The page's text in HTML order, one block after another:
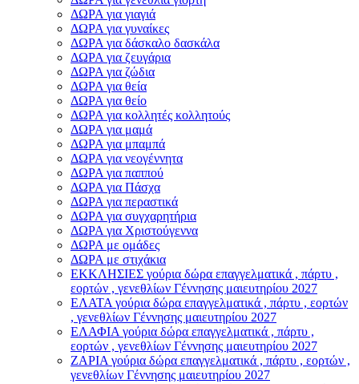
ΔΩΡΑ για γιαγιά
ΔΩΡΑ για γυναίκες
ΔΩΡΑ για δάσκαλο δασκάλα
ΔΩΡΑ για ζευγάρια
ΔΩΡΑ για ζώδια
ΔΩΡΑ για θεία
ΔΩΡΑ για θείο
ΔΩΡΑ για κολλητές κολλητούς
ΔΩΡΑ για μαμά
ΔΩΡΑ για μπαμπά
ΔΩΡΑ για νεογέννητα
ΔΩΡΑ για παππού
ΔΩΡΑ για Πάσχα
ΔΩΡΑ για περαστικά
ΔΩΡΑ για συγχαρητήρια
ΔΩΡΑ για Χριστούγεννα
ΔΩΡΑ με ομάδες
ΔΩΡΑ με στιχάκια
ΕΚΚΛΗΣΙΕΣ γούρια δώρα επαγγελματικά , πάρτυ ,
εορτών , γενεθλίων Γέννησης μαιευτηρίου 2027
ΕΛΑΤΑ γούρια δώρα επαγγελματικά , πάρτυ , εορτών
, γενεθλίων Γέννησης μαιευτηρίου 2027
ΕΛΑΦΙΑ γούρια δώρα επαγγελματικά , πάρτυ ,
εορτών , γενεθλίων Γέννησης μαιευτηρίου 2027
ΖΑΡΙΑ γούρια δώρα επαγγελματικά , πάρτυ , εορτών ,
γενεθλίων Γέννησης μαιευτηρίου 2027